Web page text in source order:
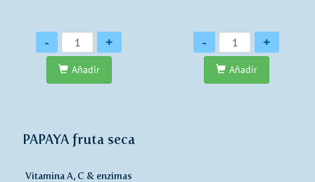
Cantidad
- +
Añadir
Cantidad
- +
Añadir
PAPAYA fruta seca
Vitamina A, C & enzimas